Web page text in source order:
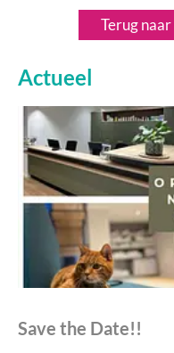
Terug
Actueel
Save the Date!!